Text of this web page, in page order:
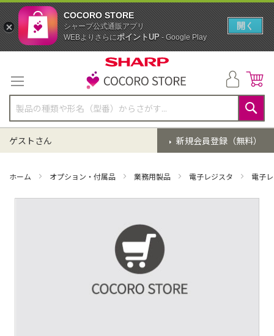
テ
ン
ツ
に
ス
キ
ッ
検
索
新規会員登録（無料）
ゲストさん
ホーム オプション・付属品 業務用製品 電子レジスタ 電子
COCORO STORE
シャープ公式通販アプリ
WEBよりさらにポイントUP- Google Play
開く